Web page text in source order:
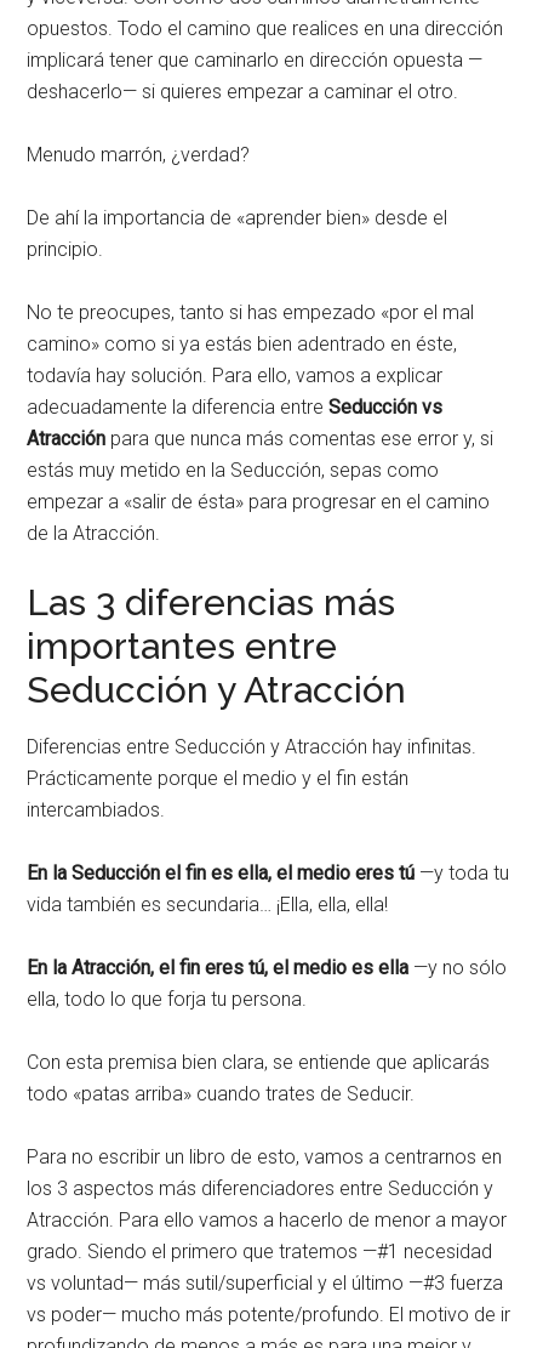
opuestos. Todo el camino que realices en una dirección
implicará tener que caminarlo en dirección opuesta —
deshacerlo— si quieres empezar a caminar el otro.
Menudo marrón, ¿verdad?
De ahí la importancia de «aprender bien» desde el
principio.
No te preocupes, tanto si has empezado «por el mal
camino» como si ya estás bien adentrado en éste,
todavía hay solución. Para ello, vamos a explicar
adecuadamente la diferencia entreSeducción vs
Atracción para que nunca más comentas ese error y, si
estás muy metido en la Seducción, sepas como
empezar a «salir de ésta» para progresar en el camino
de la Atracción.
Las 3 diferencias más
importantes entre
Seducción y Atracción
Diferencias entre Seducción y Atracción hay infinitas.
Prácticamente porque el medio y el fin están
intercambiados.
En la Seducción el fin es ella, el medio eres tú —y toda tu
vida también es secundaria… ¡Ella, ella, ella!
En la Atracción, el fin eres tú, el medio es ella —y no sólo
ella, todo lo que forja tu persona.
Con esta premisa bien clara, se entiende que aplicarás
todo «patas arriba» cuando trates de Seducir.
Para no escribir un libro de esto, vamos a centrarnos en
los 3 aspectos más diferenciadores entre Seducción y
Atracción. Para ello vamos a hacerlo de menor a mayor
grado. Siendo el primero que tratemos —#1 necesidad
vs voluntad— más sutil/superficial y el último —#3 fuerza
vs poder— mucho más potente/profundo. El motivo de ir